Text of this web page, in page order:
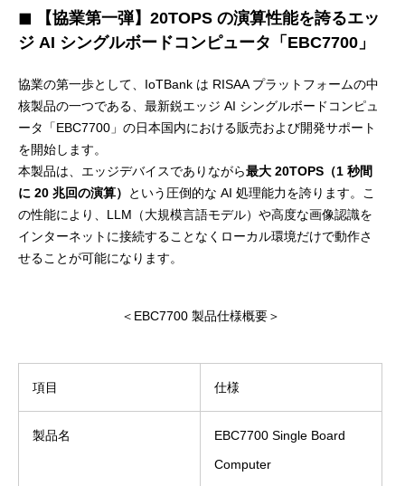
◼ 【協業第一弾】20TOPS の演算性能を誇るエッ
ジ AI シングルボードコンピュータ「EBC7700」
協業の第一歩として、IoTBank は RISAA プラットフォームの中
核製品の一つである、最新鋭エッジ AI シングルボードコンピュ
ータ「EBC7700」の日本国内における販売および開発サポート
を開始します。
本製品は、エッジデバイスでありながら最大 20TOPS（1 秒間
に 20 兆回の演算）
という圧倒的な AI 処理能力を誇ります。こ
の性能により、LLM（大規模言語モデル）や高度な画像認識を
インターネットに接続することなくローカル環境だけで動作さ
せることが可能になります。
＜EBC7700 製品仕様概要＞
項目 仕様
製品名
EBC7700 Single Board
Computer